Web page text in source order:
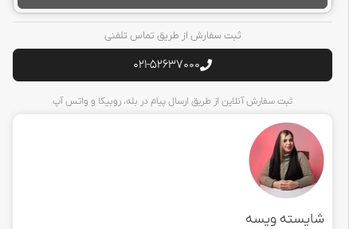
ثبت سفارش از طریق تماس تلفنی
021-52637000
ثبت سفارش آنلاین از طریق ارسال پیام در بله، روبیکا و واتس آپ
شایسته ویسه